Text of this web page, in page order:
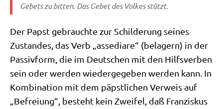
Gebets zu bit­ten. Das Gebet des Vol­kes stützt.
Der Papst gebrauch­te zur Schil­de­rung sei­nes
Zustan­des, das Verb „asse­dia­re“ (bela­gern) in der
Pas­siv­form, die im Deut­schen mit den Hilfs­ver­ben
sein oder wer­den wie­der­ge­ge­ben wer­den kann. In
Kom­bi­na­ti­on mit dem päpst­li­chen Ver­weis auf
„Befrei­ung“, besteht kein Zwei­fel, daß Fran­zis­kus